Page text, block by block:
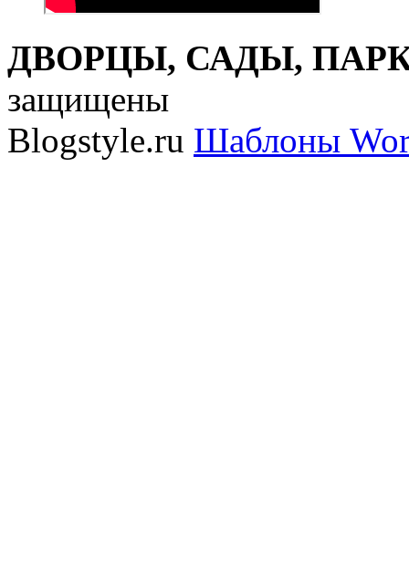
ДВОРЦЫ, САДЫ,
защищены
Blogstyle.ru Шаблоны